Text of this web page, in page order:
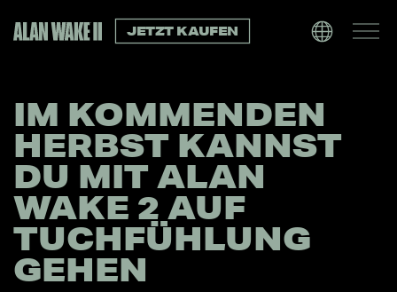
JETZT KAUFEN
IM KOMMENDEN
HERBST KANNST
DU MIT ALAN
WAKE 2 AUF
TUCHFÜHLUNG
GEHEN